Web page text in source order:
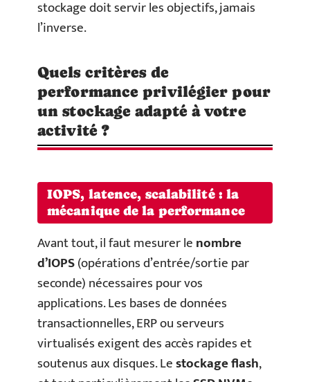
stockage doit servir les objectifs, jamais
l’inverse.
Quels critères de
performance privilégier pour
un stockage adapté à votre
activité ?
IOPS, latence, scalabilité : la
mécanique de la performance
Avant tout, il faut mesurer lenombre
d’IOPS(opérations d’entrée/sortie par
seconde) nécessaires pour vos
applications. Les bases de données
transactionnelles, ERP ou serveurs
virtualisés exigent des accès rapides et
soutenus aux disques. Lestockage flash,